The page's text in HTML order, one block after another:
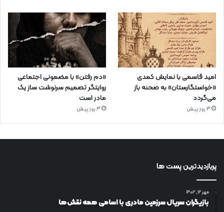
امید قاسمی با نمایش کمدی
«خواستگارستان» به صحنه باز
می‌گردد
3 روز پیش
«دم رفتن» با مضمونی اجتماعی
روایتگر تصمیم سرنوشت ساز یک
مادر است
3 روز پیش
پربازدیدترین پست ها
مهر ۱۲, ۱۴۰۲
بازیگران سریال سرزمین مادری با اسامی همه نقش‌ها